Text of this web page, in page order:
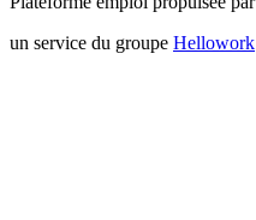
un service du groupe Hellowork